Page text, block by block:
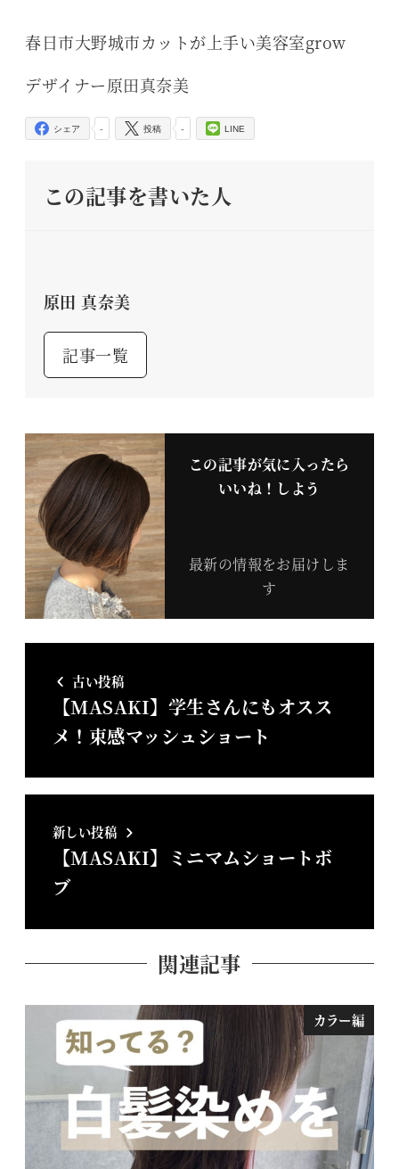
春日市大野城市カットが上手い美容室grow
デザイナー原田真奈美
-
シェア -
投稿 LINE
この記事を書いた人
原田 真奈美
記事一覧
この記事が気に入ったら
いいね！しよう
最新の情報をお届けしま
す
古い投稿
【MASAKI】学生さんにもオスス
メ！束感マッシュショート
新しい投稿
【MASAKI】ミニマムショートボ
ブ
関連記事
カラー編